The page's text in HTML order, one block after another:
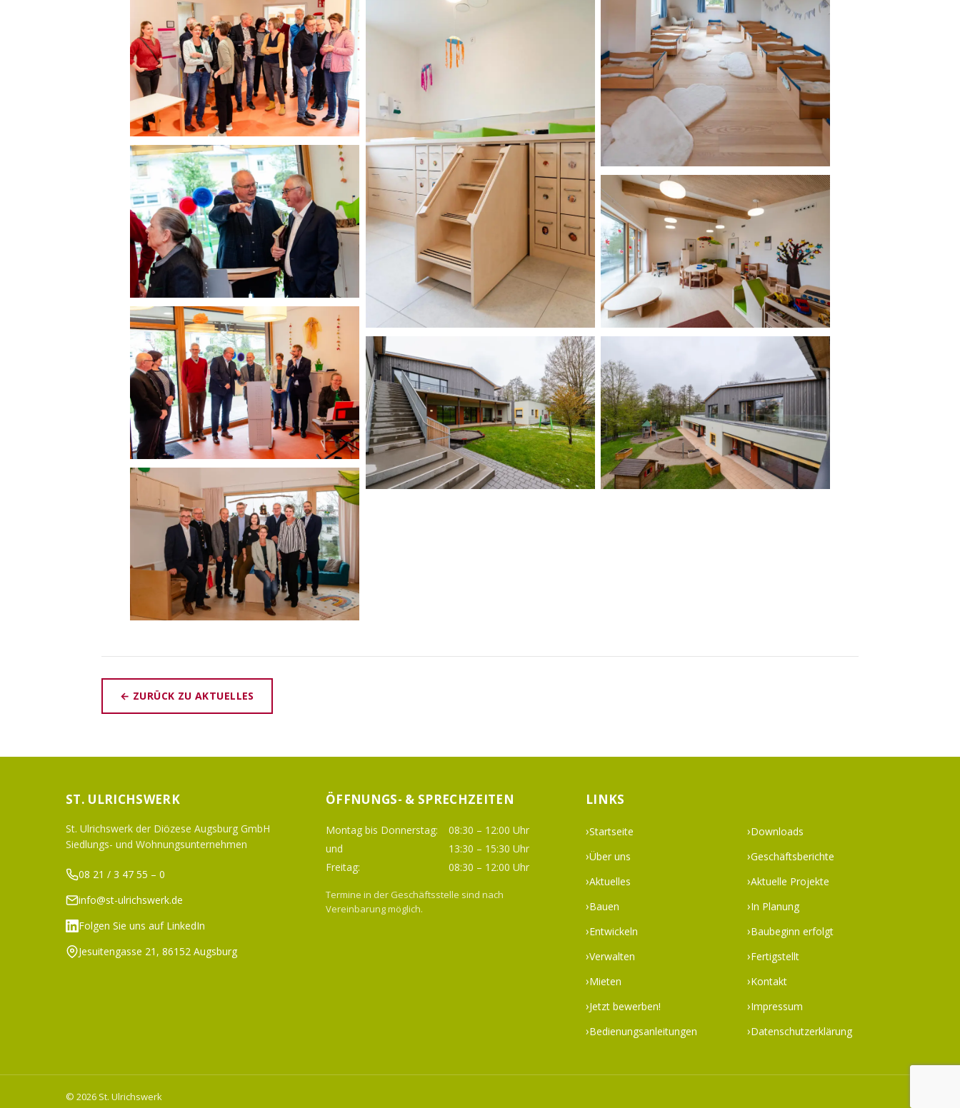
← ZURÜCK ZU AKTUELLES
ST. ULRICHSWERK
St. Ulrichswerk der Diözese Augsburg GmbH
Siedlungs- und Wohnungsunternehmen
08 21 / 3 47 55 – 0
info@st-ulrichswerk.de
Folgen Sie uns auf LinkedIn
Jesuitengasse 21, 86152 Augsburg
ÖFFNUNGS- & SPRECHZEITEN
Montag bis Donnerstag:
08:30 – 12:00 Uhr
und
13:30 – 15:30 Uhr
Freitag:
08:30 – 12:00 Uhr
Termine in der Geschäftsstelle sind nach
Vereinbarung möglich.
LINKS
Startseite
Über uns
Aktuelles
Bauen
Entwickeln
Verwalten
Mieten
Jetzt bewerben!
Bedienungsanleitungen
Downloads
Geschäftsberichte
Aktuelle Projekte
In Planung
Baubeginn erfolgt
Fertigstellt
Kontakt
Impressum
Datenschutzerklärung
© 2026 St. Ulrichswerk